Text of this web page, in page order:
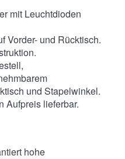
mit Leuchtdioden
Vorder- und Rücktisch.
und Stapelwinkel.
Aufpreis lieferbar.
hohe